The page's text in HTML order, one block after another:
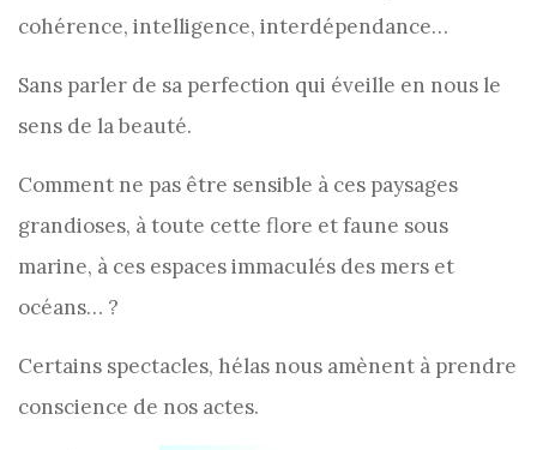
cohérence, intelligence, interdépendance…
Sans parler de sa perfection qui éveille en nous le
sens de la beauté.
Comment ne pas être sensible à ces paysages
grandioses, à toute cette flore et faune sous
marine, à ces espaces immaculés des mers et
océans… ?
Certains spectacles, hélas nous amènent à prendre
conscience de nos actes.